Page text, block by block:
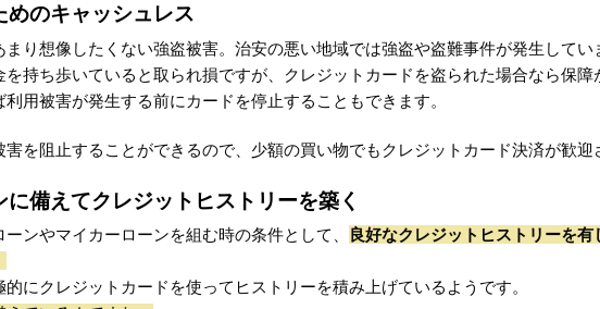
めのキャッシュレス
り想像したくない強盗被害。治安の悪い地域では強盗や盗難事件が発生してい
持ち歩いていると取られ損ですが、クレジットカードを盗られた場合なら保障
用被害が発生する前にカードを停止することもできます。
を阻止することができるので、少額の買い物でもクレジットカード決済が歓迎
備えてクレジットヒストリーを築く
ンやマイカーローンを組む時の条件として、
良好なクレジットヒストリーを有
にクレジットカードを使ってヒストリーを積み上げているようです。